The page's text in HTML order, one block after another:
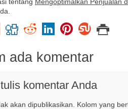
tentang Mengoptimalkan Penjualan
ada komentar
komentar Anda
akan dipublikasikan. Kolom yang